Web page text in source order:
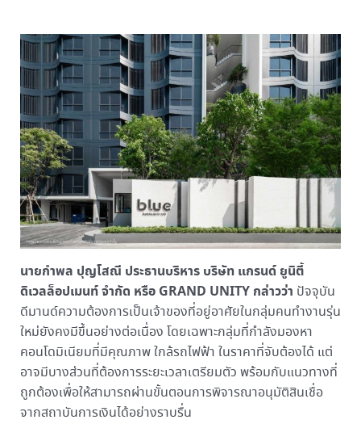
นายกำพล ปุญโสณี ประธานบริหาร บริษัท แกรนด์ ยูนิตี้
ดิเวลล็อปเมนท์ จำกัด หรือ GRAND UNITY กล่าวว่า ปัจจุบัน
ดีมานด์ความต้องการเป็นเจ้าของที่อยู่อาศัยในกลุ่มคนทำงานรุ่น
ใหม่ยังคงมีขึ้นอย่างต่อเนื่อง โดยเฉพาะกลุ่มที่กำลังมองหา
คอนโดมิเนียมที่มีคุณภาพ ใกล้รถไฟฟ้า ในราคาที่จับต้องได้ แต่
อาจมีบางส่วนที่ต้องการระยะเวลาเตรียมตัว พร้อมกับแนวทางที่
ถูกต้องเพื่อให้สามารถผ่านขั้นตอนการพิจารณาอนุมัติสินเชื่อ
จากสถาบันการเงินได้อย่างราบรื่น